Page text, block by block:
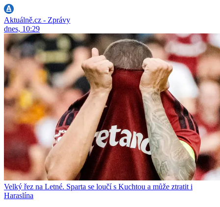
Aktuálně.cz - Zprávy
dnes, 10:29
Velký řez na Letné. Sparta se loučí s Kuchtou a může ztratit i
Haraslína